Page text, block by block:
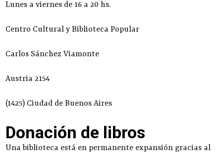
Lunes a viernes de 16 a 20 hs.
Centro Cultural y Biblioteca Popular
Carlos Sánchez Viamonte
Austria 2154
(1425) Ciudad de Buenos Aires
Donación de libros
Una biblioteca está en permanente expansión gracias al